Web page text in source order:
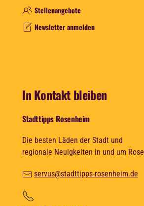
Stellenangebote
Newsletter anmelden
In Kontakt bleiben
Stadttipps Rosenheim
Die besten Läden der Stadt und
regionale Neuigkeiten in und um
servus@stadttipps-rosenheim.de